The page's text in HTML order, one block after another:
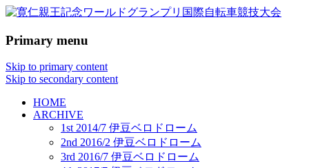
寛仁親王記念ワールドグラン
プリ国際自転車競技大会
PRINCE TOMOHITO MEMORIAL
WORLD GRAND PRIX
Primary menu
Skip to primary content
Skip to secondary content
HOME
ARCHIVE
1st 2014/7 伊豆ベロドローム
2nd 2016/2 伊豆ベロドローム
3rd 2016/7 伊豆ベロドローム